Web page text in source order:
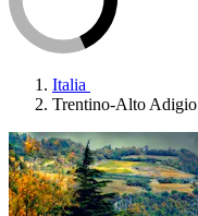
Italia
Trentino-Alto Adigio